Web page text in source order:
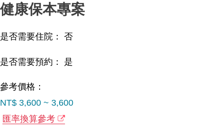
健康保本專案
是否需要住院： 否
是否需要預約： 是
參考價格：
NT$ 3,600 ~ 3,600
匯率換算參考